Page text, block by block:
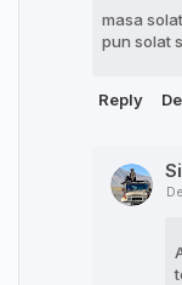
masa
pun solat
Reply